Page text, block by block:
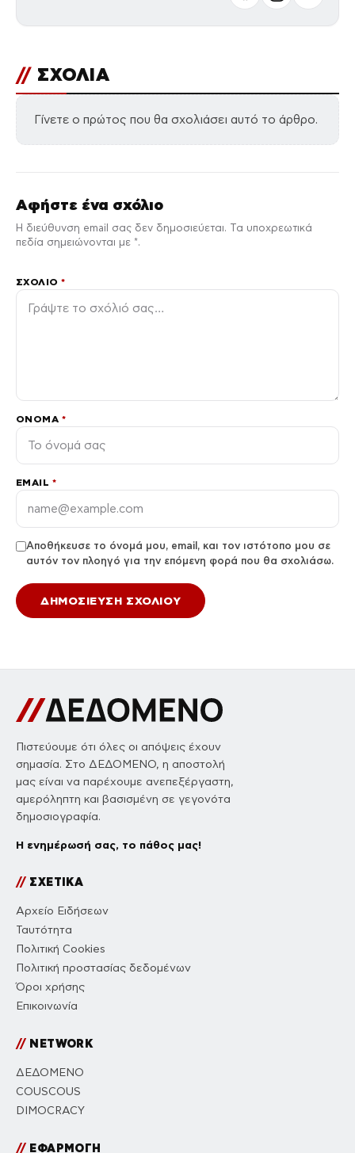
// ΣΧΟΛΙΑ
Γίνετε ο πρώτος που θα σχολιάσει αυτό το άρθρο.
Αφήστε ένα σχόλιο
Η διεύθυνση email σας δεν δημοσιεύεται. Τα υποχρεωτικά
πεδία σημειώνονται με *.
ΣΧΌΛΙΟ*
ΌΝΟΜΑ *
EMAIL *
Αποθήκευσε το όνομά μου, email, και τον ιστότοπο μου σε
αυτόν τον πλοηγό για την επόμενη φορά που θα σχολιάσω.
Πιστεύουμε ότι όλες οι απόψεις έχουν
σημασία. Στο ΔΕΔΟΜΕΝΟ, η αποστολή
μας είναι να παρέχουμε ανεπεξέργαστη,
αμερόληπτη και βασισμένη σε γεγονότα
δημοσιογραφία.
Η ενημέρωσή σας, το πάθος μας!
//ΣΧΕΤΙΚΑ
Αρχείο Ειδήσεων
Ταυτότητα
Πολιτική Cookies
Πολιτική προστασίας δεδομένων
Όροι χρήσης
Επικοινωνία
//NETWORK
ΔΕΔΟΜΕΝΟ
COUSCOUS
DIMOCRACY
//ΕΦΑΡΜΟΓΗ